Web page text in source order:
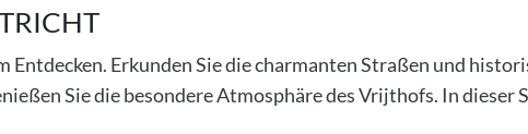
Entdecken. Erkunden Sie die charmanten Straßen und
Sie die besondere Atmosphäre des Vrijthofs. In